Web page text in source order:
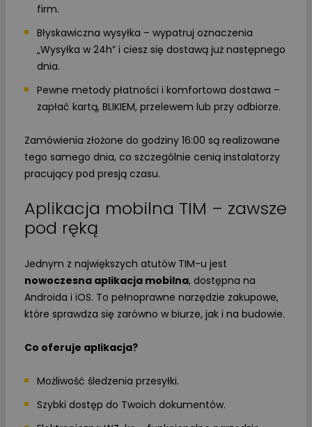
firm.
Błyskawiczna wysyłka – wypatruj oznaczenia
„Wysyłka w 24h” i ciesz się dostawą już następnego
dnia.
Pewne metody płatności i komfortowa dostawa –
zapłać kartą, BLIKIEM, przelewem lub przy odbiorze.
Zamówienia złożone do godziny 16:00 są realizowane
tego samego dnia, co szczególnie cenią instalatorzy
pracujący pod presją czasu.
Aplikacja mobilna TIM – zawsze
pod ręką
Jednym z największych atutów TIM-u jest
nowoczesna aplikacja mobilna, dostępna na
Androida i iOS. To pełnoprawne narzędzie zakupowe,
które sprawdza się zarówno w biurze, jak i na budowie.
Co oferuje aplikacja?
Możliwość śledzenia przesyłki.
Szybki dostęp do Twoich dokumentów.